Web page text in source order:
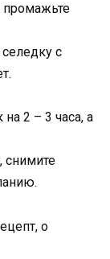
промажьте
с
2 – 3 часа, а
снимите